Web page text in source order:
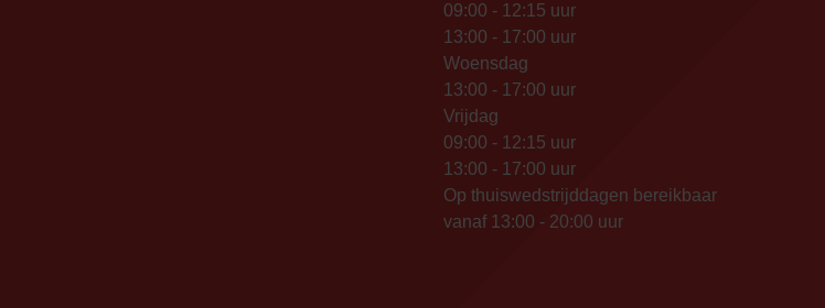
09:00 - 12:15 uur
13:00 - 17:00 uur
Woensdag
13:00 - 17:00 uur
Vrijdag
09:00 - 12:15 uur
13:00 - 17:00 uur
Op thuiswedstrijddagen bereikbaar
vanaf 13:00 - 20:00 uur